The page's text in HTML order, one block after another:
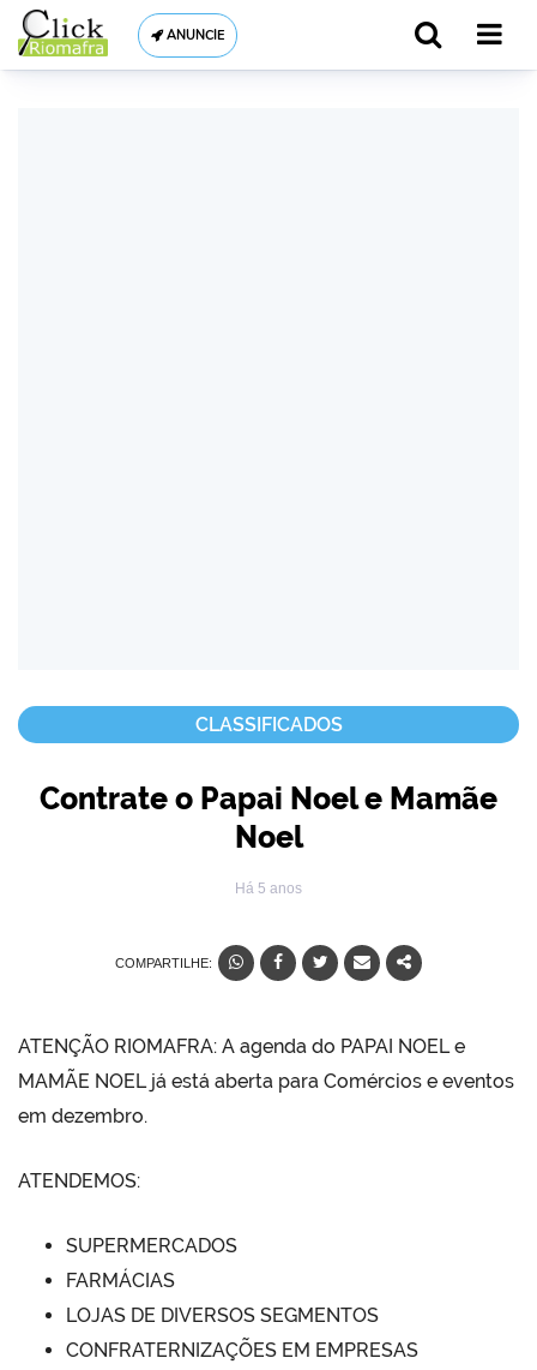
ANUNCIE
CLASSIFICADOS
Contrate o Papai Noel e Mamãe
Noel
Há 5 anos
COMPARTILHE:
ATENÇÃO RIOMAFRA: A agenda do PAPAI NOEL e
MAMÃE NOEL já está aberta para Comércios e eventos
em dezembro.
ATENDEMOS:
SUPERMERCADOS
FARMÁCIAS
LOJAS DE DIVERSOS SEGMENTOS
CONFRATERNIZAÇÕES EM EMPRESAS